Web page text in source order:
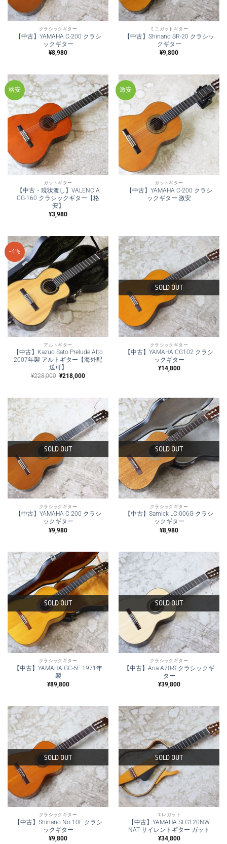
クラシックギター
【中古】YAMAHA C-200 クラシ
ックギター
¥8,980
ミニガットギター
【中古】Shinano SR-20 クラシッ
クギター
¥9,800
格安
ガットギター
【中古・現状渡し】VALENCIA
CG-160 クラシックギター【格
安】
¥3,980
激安
ガットギター
【中古】YAMAHA C-200 クラシ
ックギター 激安
-4%
アルトギター
【中古】Kazuo Sato Prelude Alto
2007年製 アルトギター【海外配
送可】
¥228,000 元
は
¥228,000
¥218,000現
¥218,000
で
す。
SOLD OUT
クラシックギター
【中古】YAMAHA CG102 クラシ
ックギター
¥14,800
SOLD OUT
クラシックギター
【中古】YAMAHA C-200 クラシ
ックギター
¥9,980
SOLD OUT
クラシックギター
【中古】Samick LC-006G クラシ
ックギター
¥8,980
SOLD OUT
クラシックギター
【中古】YAMAHA GC-5F 1971年
製
¥89,800
SOLD OUT
クラシックギター
【中古】Aria A70-S クラシックギ
ター
¥39,800
SOLD OUT
クラシックギター
【中古】Shinano No.10F クラシ
ックギター
¥9,800
SOLD OUT
エレガット
【中古】YAMAHA SLG120NW
NAT サイレントギター ガット
¥34,800